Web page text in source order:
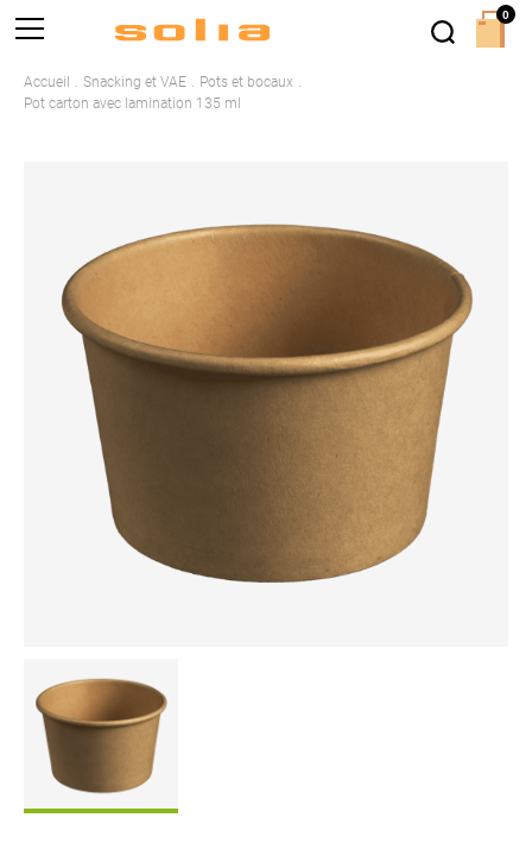
Accueil Snacking et VAE
Pots et bocaux
Pot carton avec lamination 135 ml
0